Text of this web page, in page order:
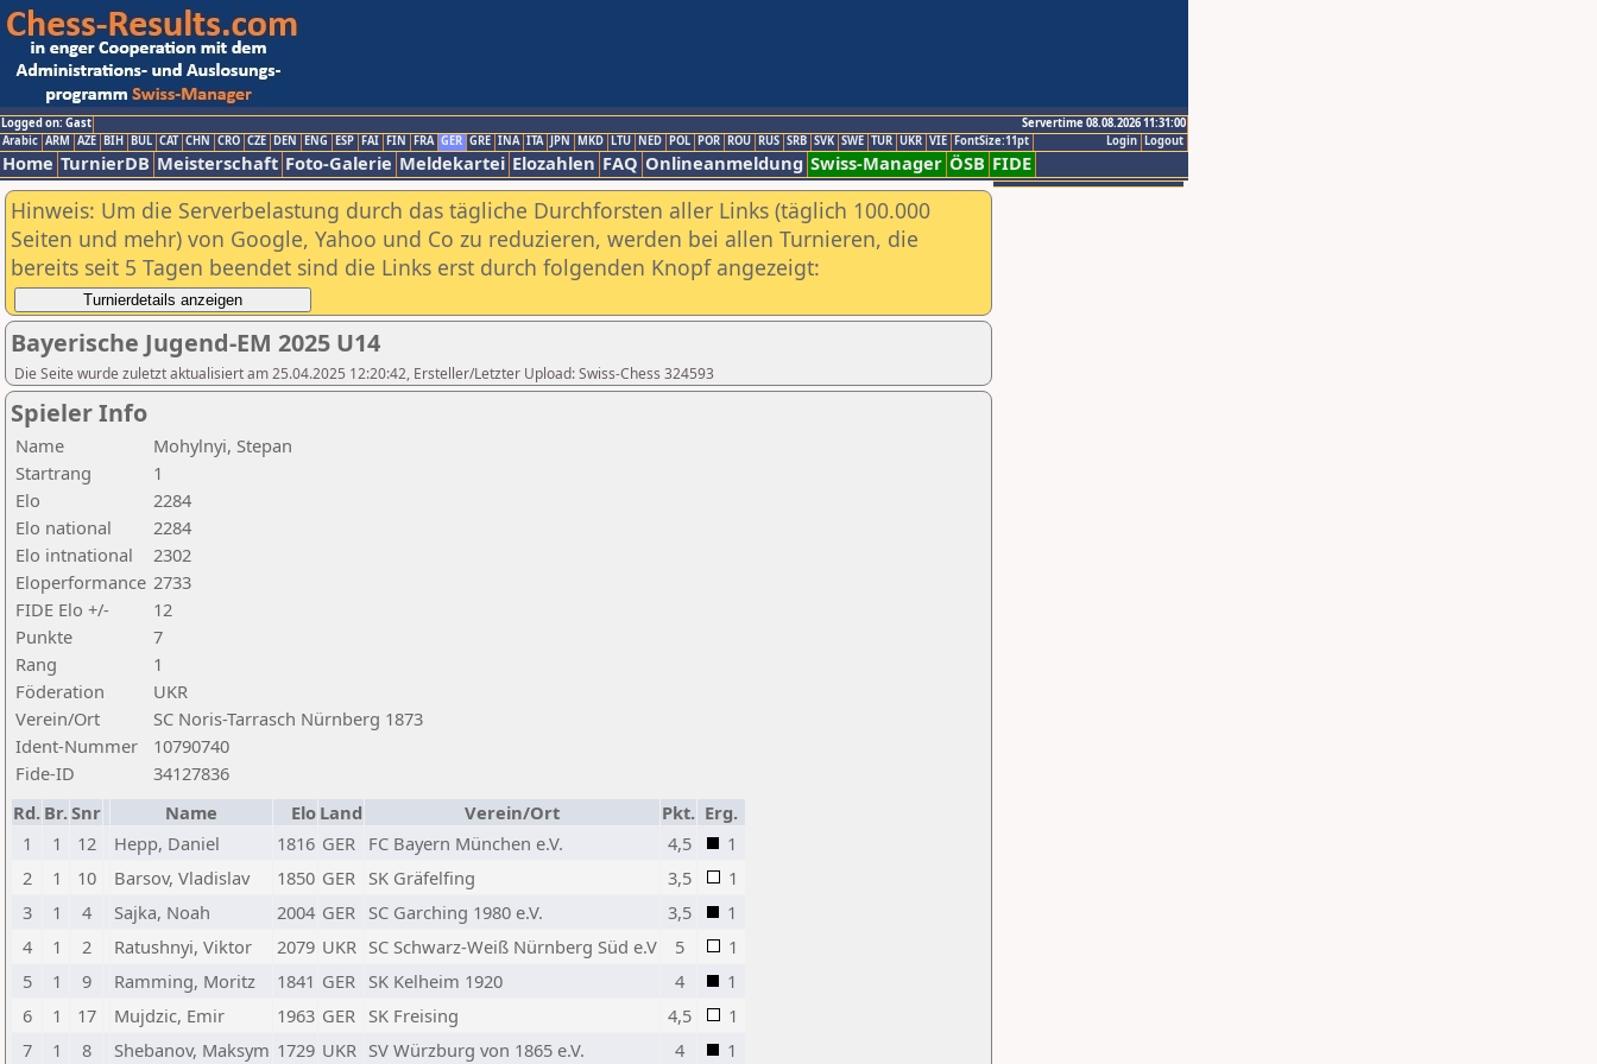
Logged on: Gast
Servertime 08.08.2026 11:31:00
Logout
Login
Arabic ARM AZE BIH BUL CAT CHN CRO CZE DEN ENG ESP FAI FIN FRA GER GRE INA ITA JPN MKD LTU NED POL POR ROU RUS SRB SVK SWE TUR UKR VIE FontSize:11pt
Home TurnierDB Meisterschaft Foto-Galerie Meldekartei Elozahlen FAQ Onlineanmeldung Swiss-Manager ÖSB FIDE
Hinweis: Um die Serverbelastung durch das tägliche Durchforsten aller Links (täglich 100.000
Seiten und mehr) von Google, Yahoo und Co zu reduzieren, werden bei allen Turnieren, die
bereits seit 5 Tagen beendet sind die Links erst durch folgenden Knopf angezeigt:
Bayerische Jugend-EM 2025 U14
Die Seite wurde zuletzt aktualisiert am 25.04.2025 12:20:42, Ersteller/Letzter Upload: Swiss-Chess 324593
Spieler Info
Name
Mohylnyi, Stepan
Startrang
1
Elo
2284
Elo national
2284
Elo intnational
2302
Eloperformance 2733
FIDE Elo +/-
12
Punkte
7
Rang
1
Föderation
UKR
Verein/Ort
SC Noris-Tarrasch Nürnberg 1873
Ident-Nummer
10790740
Fide-ID
34127836
Rd. Br.Snr Name Elo Land Verein/Ort Pkt. Erg.
1
1 12 Hepp, Daniel 1816 GER FC Bayern München e.V. 4,5
1
2
1 10 Barsov, Vladislav 1850 GER SK Gräfelfing 3,5
1
3
1 4 Sajka, Noah 2004 GER SC Garching 1980 e.V. 3,5
1
4
1 2 Ratushnyi, Viktor 2079 UKR SC Schwarz-Weiß Nürnberg Süd e.V 5
1
5
1 9 Ramming, Moritz 1841 GER SK Kelheim 1920 4
1
6
1 17 Mujdzic, Emir 1963 GER SK Freising 4,5
1
7
1 8 Shebanov, Maksym 1729 UKR SV Würzburg von 1865 e.V. 4 1